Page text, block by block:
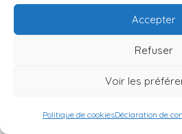
Accepter
Refuser
Voir les
Politique de cookiesDéclaration de
des explications détaillées
vous permettra
pour une future demande.
immobilier à Taïwan,